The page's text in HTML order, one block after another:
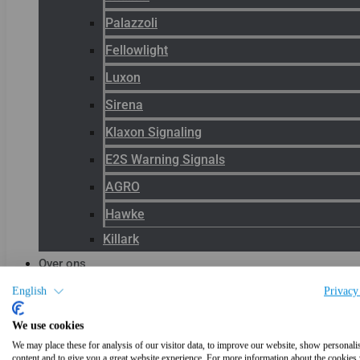
English
We use cookies
We may place these for analysis of our visitor data, to improve our website, show
Palazzoli
Fellowlight
Luxon
Sirena
Klaxon Signaling
E2S Warning Signals
AGRO
Hawke
Killark
Over ons
Blog
Productnieuws